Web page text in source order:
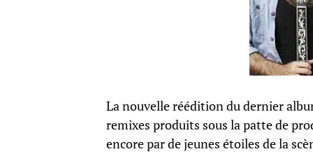
La nouvelle réédition du dernier
remixes produits sous la patte de
encore par de jeunes étoiles de la